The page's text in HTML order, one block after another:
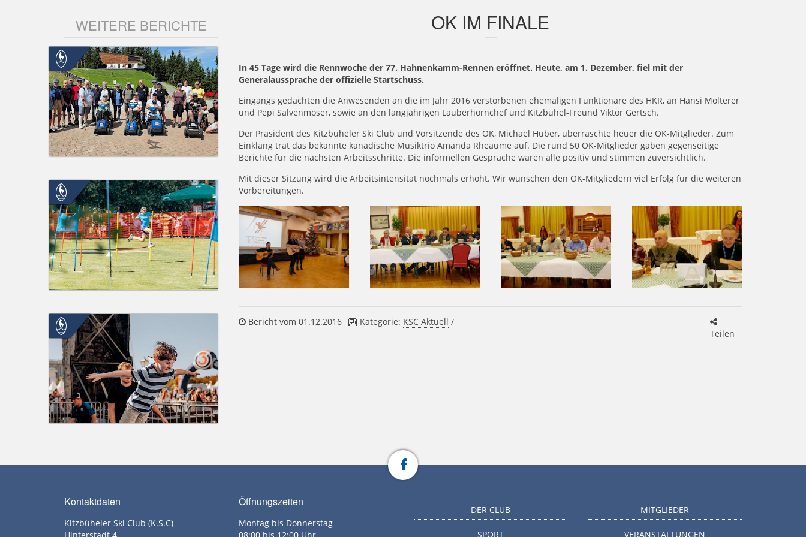
OK IM FINALE
In 45 Tage wird die Rennwoche der 77. Hahnenkamm-Rennen eröffnet. Heute, am 1. Dezember, fiel mit der
Generalaussprache der offizielle Startschuss.
Eingangs gedachten die Anwesenden an die im Jahr 2016 verstorbenen ehemaligen Funktionäre des HKR, an Hansi Molterer
und Pepi Salvenmoser, sowie an den langjährigen Lauberhornchef und Kitzbühel-Freund Viktor Gertsch.
Der Präsident des Kitzbüheler Ski Club und Vorsitzende des OK, Michael Huber, überraschte heuer die OK-Mitglieder. Zum
Einklang trat das bekannte kanadische Musiktrio Amanda Rheaume auf. Die rund 50 OK-Mitglieder gaben gegenseitige
Berichte für die nächsten Arbeitsschritte. Die informellen Gespräche waren alle positiv und stimmen zuversichtlich.
Mit dieser Sitzung wird die Arbeitsintensität nochmals erhöht. Wir wünschen den OK-Mitgliedern viel Erfolg für die weiteren
Vorbereitungen.
Bericht vom 01.12.2016 Kategorie: KSC Aktuell /
Teilen
WEITERE BERICHTE
Kontaktdaten
Kitzbüheler Ski Club (K.S.C)
Öffnungszeiten
Montag bis Donnerstag
DER CLUB
SPORT
MITGLIEDER
VERANSTALTUNGEN